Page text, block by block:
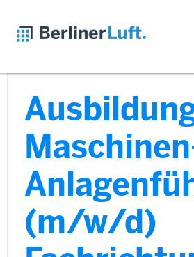
(m/w/d)